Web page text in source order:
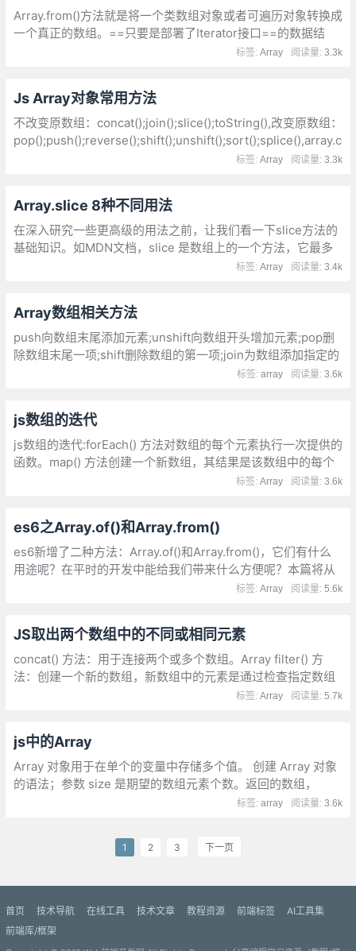
Array.from()方法就是将一个类数组对象或者可遍历对象转换成
一个真正的数组。==只要是部署了Iterator接口==的数据结
阅读量:3.3k
标签:Array
Js Array对象常用方法
不改变原数组：concat();join();slice();toString(),改变原数组：
连接两个或多个数组,返回被连接数组的一个副本
阅读量:3.3k
标签:Array
Array.slice 8种不同用法
在深入研究一些更高级的用法之前，让我们看一下slice方法的
基础知识。如MDN文档，slice 是数组上的一个方法，它最多
有两个参数,从该索引处开始提取原数组中的元素,如果该参数为
阅读量:3.4k
标签:Array
Array数组相关方法
push向数组末尾添加元素;unshift向数组开头增加元素;pop删
除数组末尾一项;shift删除数组的第一项;join为数组添加指定的
分隔符;slice找某一区域内的项，返回成新数组形式
阅读量:3.6k
标签:array
js数组的迭代
js数组的迭代:forEach() 方法对数组的每个元素执行一次提供的
函数。map() 方法创建一个新数组，其结果是该数组中的每个
元素都调用一个提供的函数后返回的结果。filter() 方法创建一
阅读量:3.6k
标签:Array
es6之Array.of()和Array.from()
es6新增了二种方法：Array.of()和Array.from()，它们有什么
用途呢？在平时的开发中能给我们带来什么方便呢？本篇将从
一个创建数组的小问题开始，逐步揭开它们的面纱。
阅读量:5.6k
标签:Array
JS取出两个数组中的不同或相同元素
concat() 方法：用于连接两个或多个数组。Array filter() 方
法：创建一个新的数组，新数组中的元素是通过检查指定数组
中符合条件的所有元素。indexOf() 方法：可返回某个指定的字
阅读量:5.7k
标签:Array
js中的Array
Array 对象用于在单个的变量中存储多个值。 创建 Array 对象
的语法；参数 size 是期望的数组元素个数。返回的数组，
length 字段将被设为 size 的值。参数 element ..., elementn
阅读量:3.6k
标签:array
1 2 3 下一页
首页 技术导航 在线工具 技术文章 教程资源 前端标签
AI工具集
前端库/框架